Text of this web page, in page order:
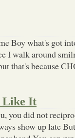
Boy what's got
I walk around
that's because
Like It
you did not
show up late